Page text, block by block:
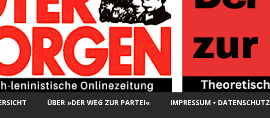
ÜBER »DER WEG ZUR PARTEI« IMPRESSUM • DATENSCHUTZ